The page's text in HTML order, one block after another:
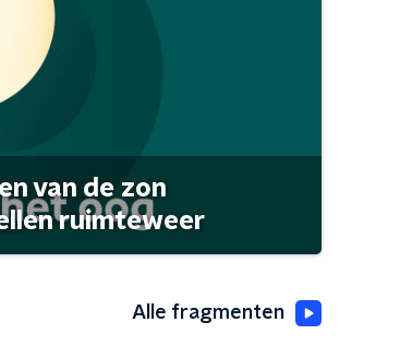
van de zon
ruimteweer
Alle fragmenten